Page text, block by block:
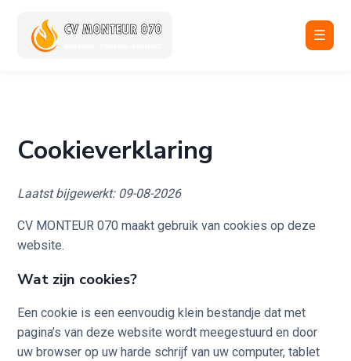
☰
Cookieverklaring
Laatst bijgewerkt: 09-08-2026
CV MONTEUR 070 maakt gebruik van cookies op deze
website.
Wat zijn cookies?
Een cookie is een eenvoudig klein bestandje dat met
pagina’s van deze website wordt meegestuurd en door
uw browser op uw harde schrijf van uw computer, tablet